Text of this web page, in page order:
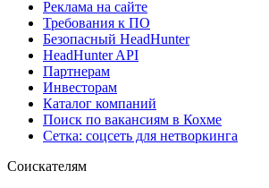
Реклама на сайте
Требования к ПО
Безопасный HeadHunter
HeadHunter API
Партнерам
Инвесторам
Каталог компаний
Поиск по вакансиям в Кохме
Сетка: соцсеть для нетворкинга
Соискателям